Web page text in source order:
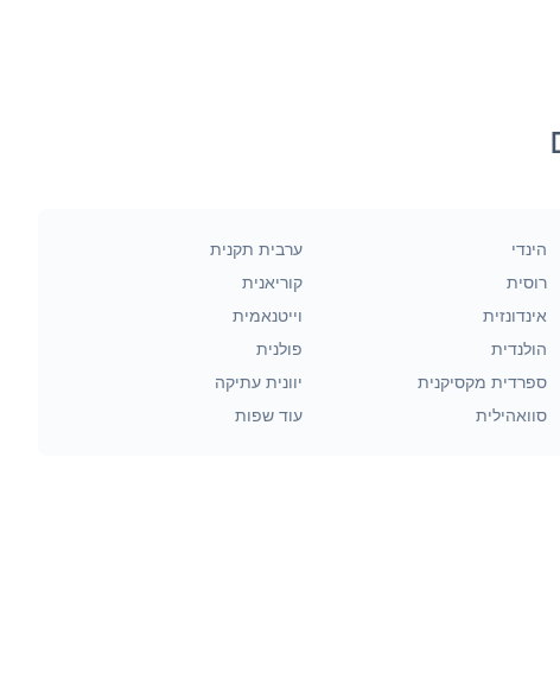
הינדי
ערבית תקנית
רוסית
קוריאנית
אינדונזית
וייטנאמית
הולנדית
פולנית
ספרדית מקסיקנית
יוונית עתיקה
סוואהילית עוד שפות